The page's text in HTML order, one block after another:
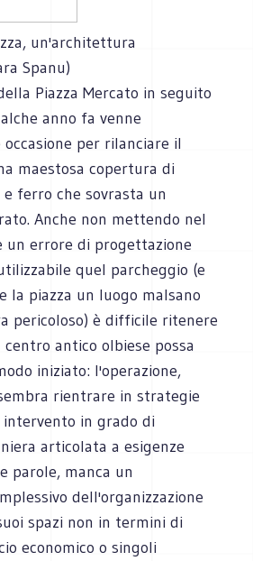
un'architettura
Spanu)
Piazza Mercato in seguito
anno fa venne
per rilanciare il
maestosa copertura di
ferro che sovrasta un
Anche non mettendo nel
errore di progettazione
quel parcheggio (e
la piazza un luogo malsano
pericoloso) è difficile ritenere
antico olbiese possa
iniziato: l'operazione,
rientrare in strategie
intervento in grado di
articolata a esigenze
parole, manca un
dell'organizzazione
spazi non in termini di
economico o singoli